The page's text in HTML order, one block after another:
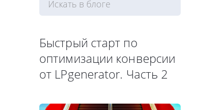
Быстрый старт по
оптимизации конверсии
от LPgenerator. Часть 2